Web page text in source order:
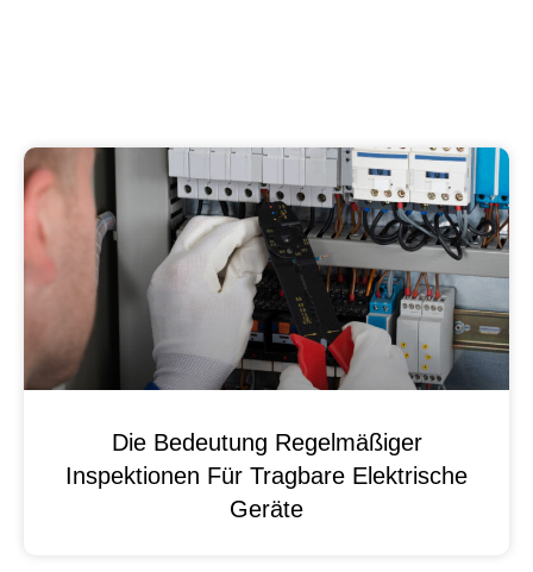
Die Bedeutung Regelmäßiger
Inspektionen Für Tragbare Elektrische
Geräte